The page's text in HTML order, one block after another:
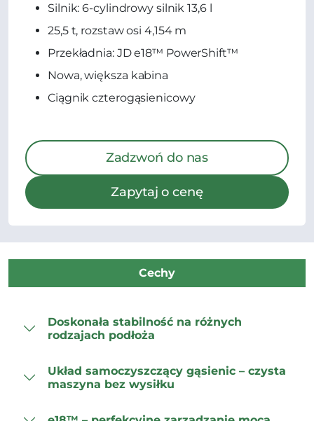
Silnik: 6-cylindrowy silnik 13,6 l
25,5 t, rozstaw osi 4,154 m
Przekładnia: JD e18™ PowerShift™
Nowa, większa kabina
Ciągnik czterogąsienicowy
Zadzwoń do nas
Zapytaj o cenę
Cechy
Doskonała stabilność na różnych
rodzajach podłoża
Układ samoczyszczący gąsienic – czysta
maszyna bez wysiłku